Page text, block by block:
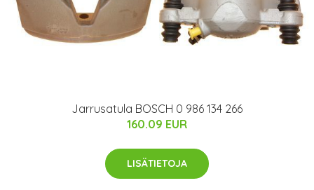
Jarrusatula BOSCH 0 986 134 266
160.09 EUR
LISÄTIETOJA